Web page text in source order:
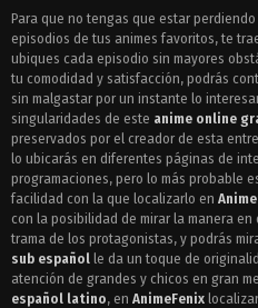
Para que no tengas que estar
episodios de tus animes favoritos, te
ubiques cada episodio sin mayores
tu comodidad y satisfacción, podrás
sin malgastar por un instante lo
singularidades de este anime online
preservados por el creador de esta
lo ubicarás en diferentes páginas de
programaciones, pero lo más probable
facilidad con la que localizarlo en
con la posibilidad de mirar la manera
trama de los protagonistas, y podrás
sub español le da un toque de
atención de grandes y chicos en gran
español latino, en AnimeFenix